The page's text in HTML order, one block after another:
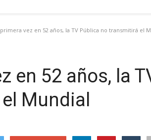
vez en 52 años, la TV Pública no transmitirá el
en 52 años, la
Mundial